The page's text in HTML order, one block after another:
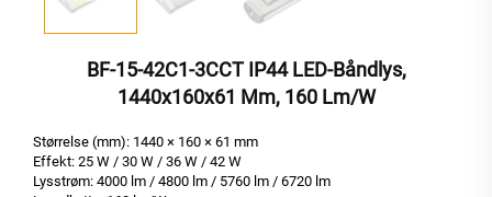
BF-15-42C1-3CCT IP44 LED-Båndlys,
1440x160x61 Mm, 160 Lm/W
Størrelse (mm): 1440 × 160 × 61 mm
Effekt: 25 W / 30 W / 36 W / 42 W
Lysstrøm: 4000 lm / 4800 lm / 5760 lm / 6720 lm